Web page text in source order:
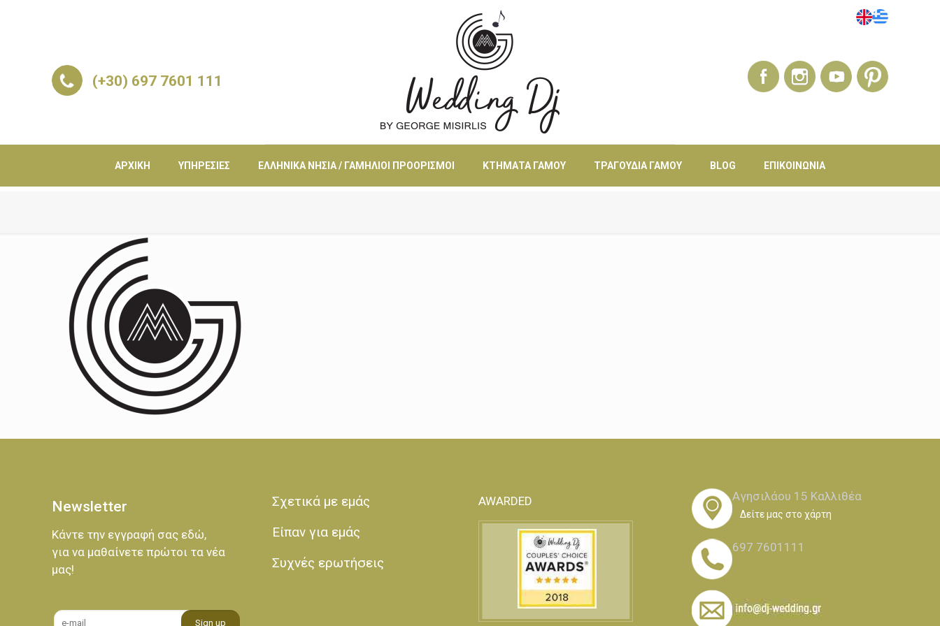
(+30) 697 7601 111
ΑΡΧΙΚΉ ΥΠΗΡΕΣΊΕΣ ΕΛΛΗΝΙΚΆ ΝΗΣΙΆ / ΓΑΜΉΛΙΟΙ ΠΡΟΟΡΙΣΜΟΊ ΚΤΉΜΑΤΑ ΓΆΜΟΥ ΤΡΑΓΟΎΔΙΑ ΓΆΜΟΥ BLOG ΕΠΙΚΟΙΝΩΝΊΑ
Newsletter
Κάντε την εγγραφή σας εδώ,
για να μαθαίνετε πρώτοι τα νέα
μας!
Σχετικά με εμάς
Είπαν για εμάς
Συχνές ερωτήσεις
AWARDED Αγησιλάου 15 Καλλιθέα
Δείτε μας στο χάρτη
697 7601111